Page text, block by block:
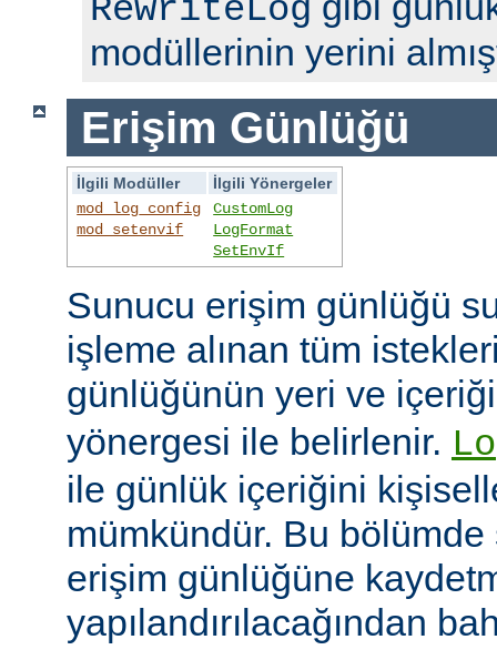
RewriteLog
modüllerinin yerini
Erişim Günlüğü
İlgili Modüller
İlgili Yönergeler
mod_log_config
mod_setenvif
CustomLog
LogFormat
SetEnvIf
Sunucu erişim günlüğü
işleme alınan tüm
günlüğünün yeri ve
yönergesi ile belirlenir.
ile günlük içeriğini
mümkündür. Bu
erişim günlüğüne
yapılandırılacağından